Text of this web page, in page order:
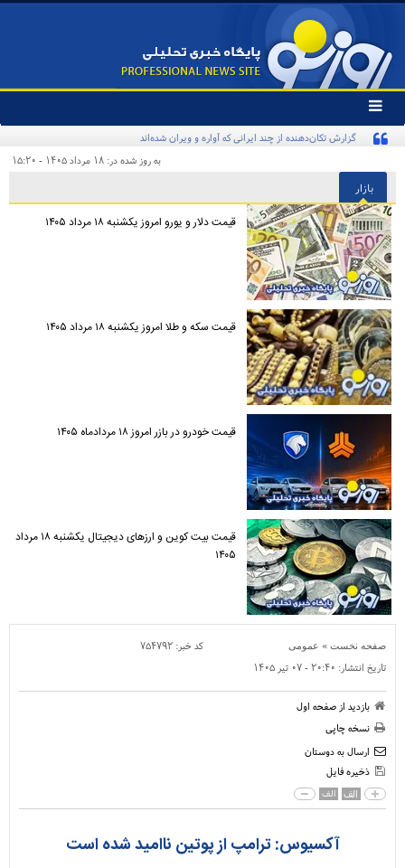
تغییر
وضعیت
منوی
ها
به روز شده در: ۱۸ مرداد ۱۴۰۵ - ۱۵:۲۰
بازار
قیمت دلار و یورو امروز یکشنبه ۱۸ مرداد ۱۴۰۵
قیمت سکه و طلا امروز یکشنبه ۱۸ مرداد ۱۴۰۵
قیمت خودرو در بازر امروز ۱۸ مردادماه ۱۴۰۵
قیمت بیت کوین و ارز‌های دیجیتال یکشنبه ۱۸ مرداد
۱۴۰۵
صفحه نخست » عمومی کد خبر: ۷۵۴۷۹۲
تاریخ انتشار: ۲۰:۴۰ - ۰۷ تير ۱۴۰۵
بازدید از صفحه اول
نسخه چاپی
ارسال به دوستان
ذخیره فایل
الف الف
آکسیوس: ترامپ از پوتین ناامید شده است